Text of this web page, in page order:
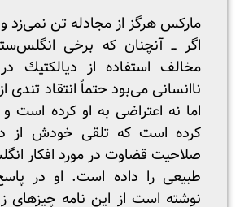
مارکس هرگز از مجادله تن نمی‌زد
اگر ــ آنچنان که برخی
مخالف استفاده از دیالکتیك
ناانسانی می‌بود حتماً انتقاد
اما نه اعتراضی به او کرده است
کرده است که تلقی خودش از
صلاحیت قضاوت در مورد افکار
طبیعی را داده است. او در
نوشته است از این نامه چیزهای